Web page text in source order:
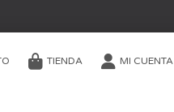
TIENDA MI CUENTA